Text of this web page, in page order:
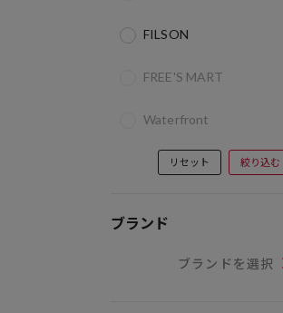
FILSON
FREE'S MART
Waterfront
リセット 絞り込む
ブランド
ブランドを選択